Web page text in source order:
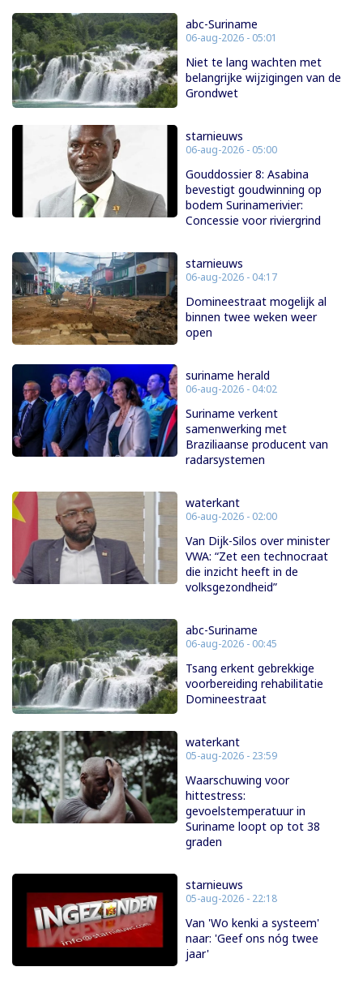
abc-Suriname
06-aug-2026 - 05:01
Niet te lang wachten met
belangrijke wijzigingen van de
Grondwet
starnieuws
06-aug-2026 - 05:00
Gouddossier 8: Asabina
bevestigt goudwinning op
bodem Surinamerivier:
Concessie voor riviergrind
starnieuws
06-aug-2026 - 04:17
Domineestraat mogelijk al
binnen twee weken weer
open
suriname herald
06-aug-2026 - 04:02
Suriname verkent
samenwerking met
Braziliaanse producent van
radarsystemen
waterkant
06-aug-2026 - 02:00
Van Dijk-Silos over minister
VWA: “Zet een technocraat
die inzicht heeft in de
volksgezondheid”
abc-Suriname
06-aug-2026 - 00:45
Tsang erkent gebrekkige
voorbereiding rehabilitatie
Domineestraat
waterkant
05-aug-2026 - 23:59
Waarschuwing voor
hittestress:
gevoelstemperatuur in
Suriname loopt op tot 38
graden
starnieuws
05-aug-2026 - 22:18
Van 'Wo kenki a systeem'
naar: 'Geef ons nóg twee
jaar'